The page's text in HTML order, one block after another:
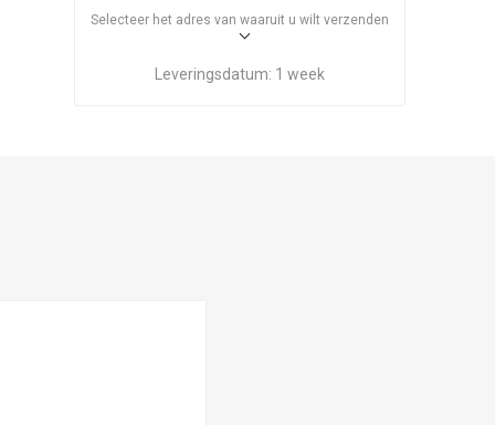
Selecteer het adres van waaruit u wilt verzenden
Leveringsdatum: 1 week